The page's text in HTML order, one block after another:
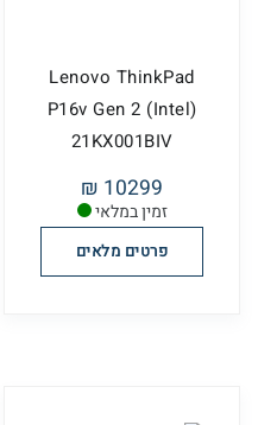
זמין במלאי
Lenovo ThinkPad
P16v Gen 2 (Intel)
21KX001BIV
10299 ₪
פרטים מלאים